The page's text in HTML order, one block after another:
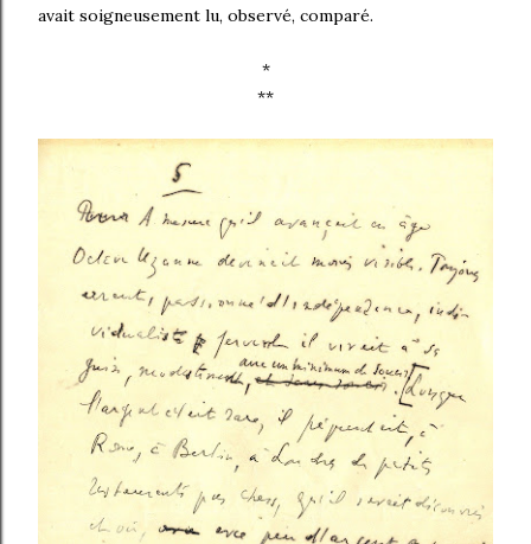
avait soigneusement lu, observé, comparé.
*
**